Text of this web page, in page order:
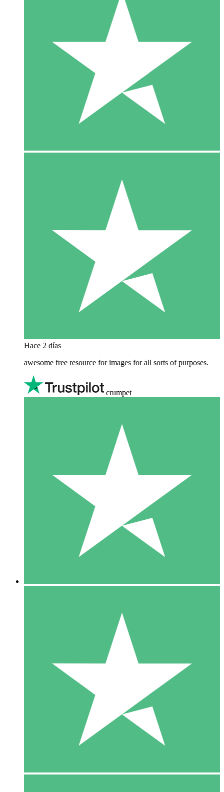
Hace 2 días
awesome free resource for images for all sorts of purposes.
crumpet